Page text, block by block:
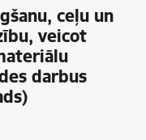
ceļu un
veicot
darbus